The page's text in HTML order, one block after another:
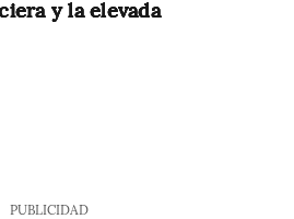
y la elevada
PUBLICIDAD